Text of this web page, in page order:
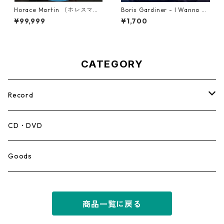
Horace Martin （ホレスマー
ティン） - Bad Boys【7'】
¥99,999
Boris Gardiner - I Wanna W
ake Up With You【7-2192
4】
¥1,700
CATEGORY
Record
Mento,Calypso,Ballad
Ska
CD・DVD
Goods
商品一覧に戻る